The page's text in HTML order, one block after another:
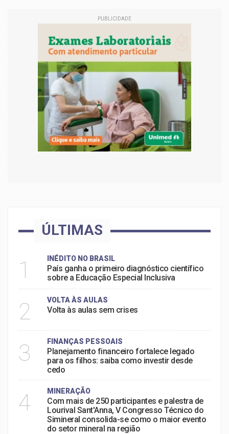
PUBLICIDADE
ÚLTIMAS
1 INÉDITO NO BRASIL
País ganha o primeiro diagnóstico científico
sobre a Educação Especial Inclusiva
2 VOLTA ÀS AULAS
Volta às aulas sem crises
3 FINANÇAS PESSOAIS
Planejamento financeiro fortalece legado
para os filhos: saiba como investir desde
cedo
4 MINERAÇÃO
Com mais de 250 participantes e palestra de
Lourival Sant'Anna, V Congresso Técnico do
Simineral consolida-se como o maior evento
do setor mineral na região